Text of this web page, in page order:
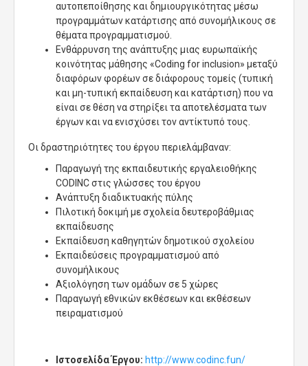
αυτοπεποίθησης και δημιουργικότητας μέσω
προγραμμάτων κατάρτισης από συνομήλικους σε
θέματα προγραμματισμού.
Ενθάρρυνση της ανάπτυξης μιας ευρωπαϊκής
κοινότητας μάθησης «Coding for inclusion» μεταξύ
διαφόρων φορέων σε διάφορους τομείς (τυπική
και μη-τυπική εκπαίδευση και κατάρτιση) που να
είναι σε θέση να στηρίξει τα αποτελέσματα των
έργων και να ενισχύσει τον αντίκτυπό τους.
Οι δραστηριότητες του έργου περιελάμβαναν:
Παραγωγή της εκπαιδευτικής εργαλειοθήκης
CODINC στις γλώσσες του έργου
Ανάπτυξη διαδικτυακής πύλης
Πιλοτική δοκιμή με σχολεία δευτεροβάθμιας
εκπαίδευσης
Εκπαίδευση καθηγητών δημοτικού σχολείου
Εκπαιδεύσεις προγραμματισμού από
συνομήλικους
Αξιολόγηση των ομάδων σε 5 χώρες
Παραγωγή εθνικών εκθέσεων και εκθέσεων
πειραματισμού
Ιστοσελίδα Έργου: http://www.codinc.fun/